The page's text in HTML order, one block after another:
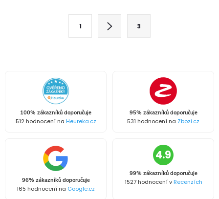
1 3
100% zákazníků doporučuje
512 hodnocení na Heureka.cz
95% zákazníků doporučuje
531 hodnocení na Zbozi.cz
96% zákazníků doporučuje
165 hodnocení na Google.cz
4.9
99% zákazníků doporučuje
1527 hodnocení vRecenzích